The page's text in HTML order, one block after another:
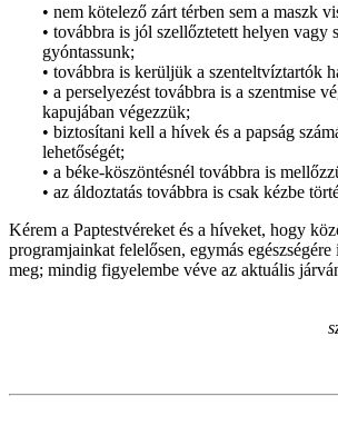
• nem kötelező zárt térben sem a maszk
• továbbra is jól szellőztetett helyen vagy
gyóntassunk;
• továbbra is kerüljük a szenteltvíztartók
• a perselyezést továbbra is a szentmise
kapujában végezzük;
• biztosítani kell a hívek és a papság
lehetőségét;
• a béke-köszöntésnél továbbra is
• az áldoztatás továbbra is csak kézbe
Kérem a Paptestvéreket és a híveket, hogy
programjainkat felelősen, egymás
meg; mindig figyelembe véve az aktuális